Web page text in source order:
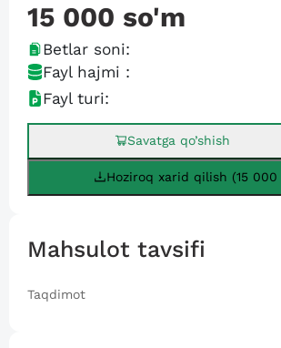
15 000 so'm
Betlar soni:
Fayl hajmi :
Fayl turi:
Savatga qo’shish
Hoziroq xarid qilish (15 000
Mahsulot tavsifi
Taqdimot